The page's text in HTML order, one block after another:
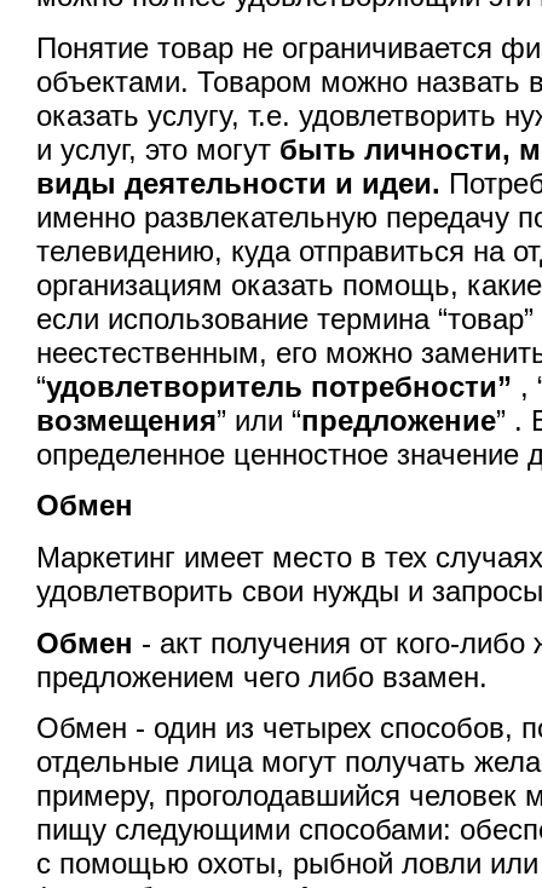
Понятие товар не ограничивается
объектами. Товаром можно назвать
оказать услугу, т.е. удовлетворить
и услуг, это могут быть личности,
виды деятельности и идеи.
именно развлекательную передачу
телевидению, куда отправиться на
организациям оказать помощь,
если использование термина
неестественным, его можно
“удовлетворитель потребности” ,
возмещения” или “предложение” .
определенное ценностное значение
Обмен
Маркетинг имеет место в тех
удовлетворить свои нужды и
Обмен - акт получения от кого-
предложением чего либо взамен.
Обмен - один из четырех способов,
отдельные лица могут получать
примеру, проголодавшийся человек
пищу следующими способами:
с помощью охоты, рыбной ловли